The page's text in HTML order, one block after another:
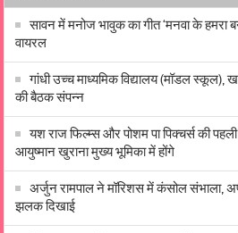
सावन में मनोज भावुक का गीत ‘मनवा के हमरा
वायरल
गांधी उच्च माध्यमिक विद्यालय (मॉडल स्कूल),
की बैठक संपन्न
यश राज फिल्म्स और पोशम पा पिक्चर्स की
आयुष्मान खुराना मुख्य भूमिका में होंगे
अर्जुन रामपाल ने मॉरिशस में कंसोल संभाला,
झलक दिखाई